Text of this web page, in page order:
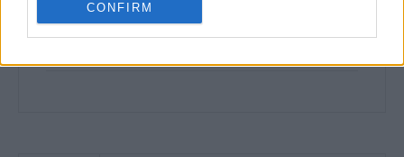
CONFIRM